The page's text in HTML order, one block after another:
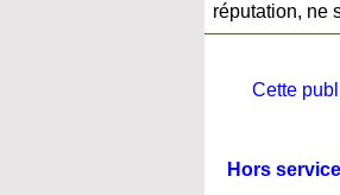
réputation, ne
Cette
Hors service